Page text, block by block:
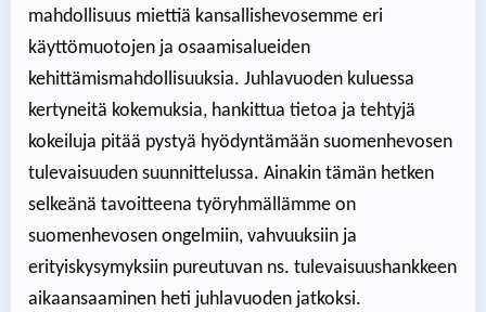
mahdollisuus miettiä kansallishevosemme eri
käyttömuotojen ja osaamisalueiden
kehittämismahdollisuuksia. Juhlavuoden kuluessa
kertyneitä kokemuksia, hankittua tietoa ja tehtyjä
kokeiluja pitää pystyä hyödyntämään suomenhevosen
tulevaisuuden suunnittelussa. Ainakin tämän hetken
selkeänä tavoitteena työryhmällämme on
suomenhevosen ongelmiin, vahvuuksiin ja
erityiskysymyksiin pureutuvan ns. tulevaisuushankkeen
aikaansaaminen heti juhlavuoden jatkoksi.